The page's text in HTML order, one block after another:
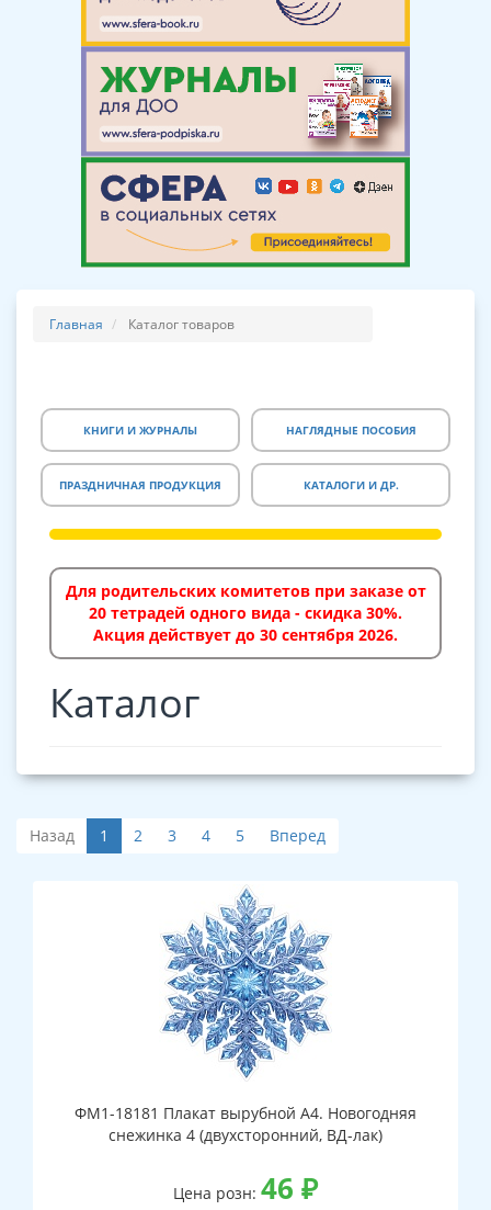
Главная Каталог товаров
КНИГИ И ЖУРНАЛЫ НАГЛЯДНЫЕ ПОСОБИЯ
ПРАЗДНИЧНАЯ ПРОДУКЦИЯ КАТАЛОГИ И ДР.
Для родительских комитетов при заказе от
20 тетрадей одного вида - скидка 30%.
Акция действует до 30 сентября 2026.
Каталог
Назад 1 2 3 4 5 Вперед
ФМ1-18181 Плакат вырубной А4. Новогодняя
снежинка 4 (двухсторонний, ВД-лак)
Цена розн: 46 ₽